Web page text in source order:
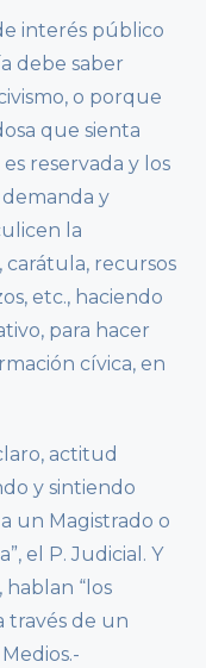
interés público
debe saber
o porque
que sienta
reservada y los
y
la
carátula, recursos
etc., haciendo
para hacer
cívica, en
actitud
y sintiendo
un Magistrado o
el P. Judicial. Y
“los
través de un